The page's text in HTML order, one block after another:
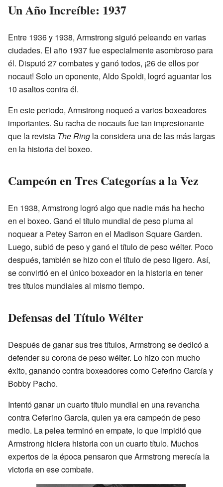
Un Año Increíble: 1937
Entre 1936 y 1938, Armstrong siguió peleando en varias
ciudades. El año 1937 fue especialmente asombroso para
él. Disputó 27 combates y ganó todos, ¡26 de ellos por
nocaut! Solo un oponente, Aldo Spoldi, logró aguantar los
10 asaltos contra él.
En este periodo, Armstrong noqueó a varios boxeadores
importantes. Su racha de nocauts fue tan impresionante
que la revista The Ring la considera una de las más largas
en la historia del boxeo.
Campeón en Tres Categorías a la Vez
En 1938, Armstrong logró algo que nadie más ha hecho
en el boxeo. Ganó el título mundial de peso pluma al
noquear a Petey Sarron en el Madison Square Garden.
Luego, subió de peso y ganó el título de peso wélter. Poco
después, también se hizo con el título de peso ligero. Así,
se convirtió en el único boxeador en la historia en tener
tres títulos mundiales al mismo tiempo.
Defensas del Título Wélter
Después de ganar sus tres títulos, Armstrong se dedicó a
defender su corona de peso wélter. Lo hizo con mucho
éxito, ganando contra boxeadores como Ceferino García y
Bobby Pacho.
Intentó ganar un cuarto título mundial en una revancha
contra Ceferino García, quien ya era campeón de peso
medio. La pelea terminó en empate, lo que impidió que
Armstrong hiciera historia con un cuarto título. Muchos
expertos de la época pensaron que Armstrong merecía la
victoria en ese combate.